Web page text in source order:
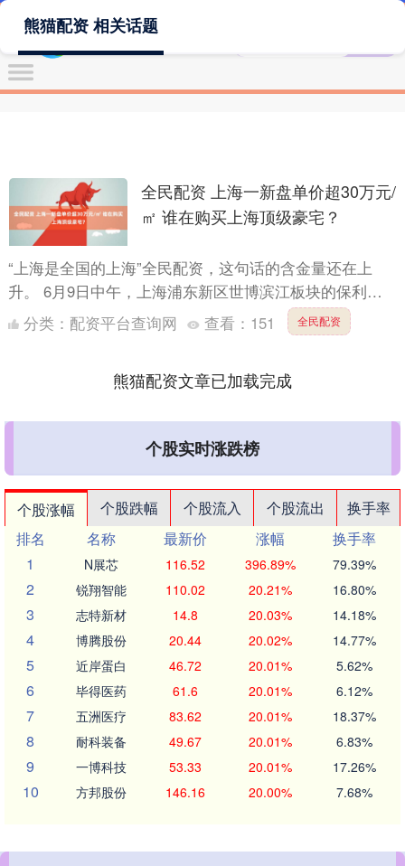
熊猫配资 相关话题
全民配资 上海一新盘单价超30万元/
㎡ 谁在购买上海顶级豪宅？
“上海是全国的上海”全民配资，这句话的含金量还在上
升。 6月9日中午，上海浦东新区世博滨江板块的保利世
博天悦七期结束认购，76套江景房源中，备案单价最高的
一套顶....
分类： 配资平台查询网 查看： 151 全民配资
熊猫配资文章已加载完成
个股实时涨跌榜
个股涨幅 个股跌幅 个股流入 个股流出
换手率
排名
名称 最新价 涨幅
换手率
1
N展芯 116.52 396.89% 79.39%
2 锐翔智能 110.02 20.21% 16.80%
3 志特新材 14.8 20.03% 14.18%
4 博腾股份 20.44 20.02% 14.77%
5 近岸蛋白 46.72 20.01% 5.62%
6 毕得医药 61.6 20.01% 6.12%
7 五洲医疗 83.62 20.01% 18.37%
8 耐科装备 49.67 20.01% 6.83%
9 一博科技 53.33 20.01% 17.26%
10 方邦股份 146.16 20.00% 7.68%